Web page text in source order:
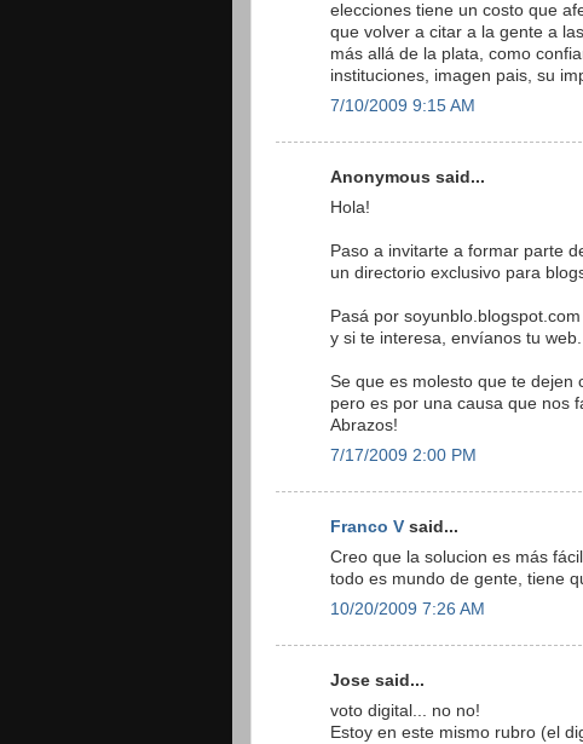
elecciones tiene un costo que
que volver a citar a la gente a
más allá de la plata, como
instituciones, imagen pais, su
7/10/2009 9:15 AM
Anonymous said...
Hola!
Paso a invitarte a formar parte
un directorio exclusivo para
Pasá por soyunblo.blogspot.com
y si te interesa, envíanos tu web.
Se que es molesto que te dejen
pero es por una causa que nos
Abrazos!
7/17/2009 2:00 PM
Franco V said...
Creo que la solucion es más
todo es mundo de gente, tiene
10/20/2009 7:26 AM
Jose said...
voto digital... no no!
Estoy en este mismo rubro (el